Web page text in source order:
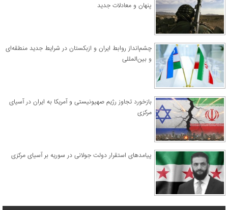
پنهان و معادلات جدید
چشم‌انداز روابط ایران و ازبکستان در شرایط جدید منطقه‌ای
و بین‌المللی
​بازخورد تجاوز رژیم صهیونیستی و آمریکا به ایران در آسیای
مرکزی
پیامدهای استقرار دولت جولانی در سوریه بر آسیای مرکزی